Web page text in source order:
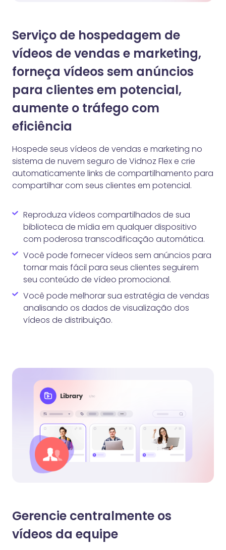
Serviço de hospedagem de
vídeos de vendas e marketing,
forneça vídeos sem anúncios
para clientes em potencial,
aumente o tráfego com
eficiência
Hospede seus vídeos de vendas e marketing no
sistema de nuvem seguro de Vidnoz Flex e crie
automaticamente links de compartilhamento para
compartilhar com seus clientes em potencial.
Reproduza vídeos compartilhados de sua
biblioteca de mídia em qualquer dispositivo
com poderosa transcodificação automática.
Você pode fornecer vídeos sem anúncios para
tornar mais fácil para seus clientes seguirem
seu conteúdo de vídeo promocional.
Você pode melhorar sua estratégia de vendas
analisando os dados de visualização dos
vídeos de distribuição.
Gerencie centralmente os
vídeos da equipe